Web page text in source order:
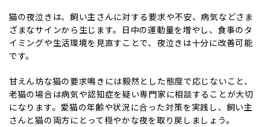
猫の夜泣きは、飼い主さんに対する要求や不安、病気などさま
ざまなサインから生じます。日中の運動量を増やし、食事のタ
イミングや生活環境を見直すことで、夜泣きは十分に改善可能
です。
甘えん坊な猫の要求鳴きには毅然とした態度で応じないこと、
老猫の場合は病気や認知症を疑い専門家に相談することが大切
になります。愛猫の年齢や状況に合った対策を実践し、飼い主
さんと猫の両方にとって穏やかな夜を取り戻しましょう。